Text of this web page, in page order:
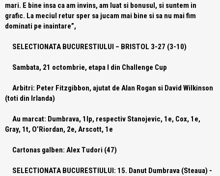
mari. E bine insa ca am invins, am luat si bonusul, si suntem in
grafic. La meciul retur sper sa jucam mai bine si sa nu mai fim
dominati pe inaintare”,
SELECTIONATA BUCURESTIULUI – BRISTOL 3-27 (3-10)
Sambata, 21 octombrie, etapa I din Challenge Cup
Arbitri: Peter Fitzgibbon, ajutat de Alan Rogan si David Wilkinson
(toti din Irlanda)
Au marcat: Dumbrava, 1lp, respectiv Stanojevic, 1e, Cox, 1e,
Gray, 1t, O’Riordan, 2e, Arscott, 1e
Cartonas galben: Alex Tudori (47)
SELECTIONATA BUCURESTIULUI: 15. Danut Dumbrava (Steaua) -